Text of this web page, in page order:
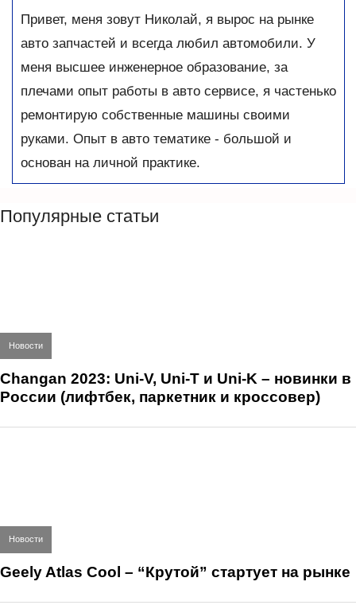
Привет, меня зовут Николай, я вырос на рынке
авто запчастей и всегда любил автомобили. У
меня высшее инженерное образование, за
плечами опыт работы в авто сервисе, я частенько
ремонтирую собственные машины своими
руками. Опыт в авто тематике - большой и
основан на личной практике.
Популярные статьи
Новости
Changan 2023: Uni-V, Uni-T и Uni-K – новинки в
России (лифтбек, паркетник и кроссовер)
Новости
Geely Atlas Cool – “Крутой” стартует на рынке